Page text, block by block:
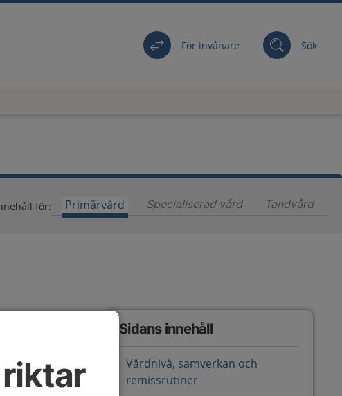
riktar
För invånare Sök
för: Primärvård Specialiserad vårdInnehåll för
Tandvård
Sidans innehåll
Vårdnivå, samverkan och
remissrutiner